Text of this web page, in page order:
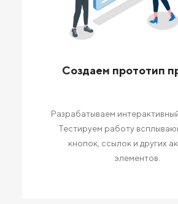
Создаем прототип
Разрабатываем
Тестируем работу
кнопок, ссылок и других
элементов.